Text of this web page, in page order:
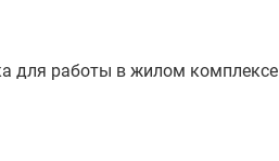
для работы в жилом